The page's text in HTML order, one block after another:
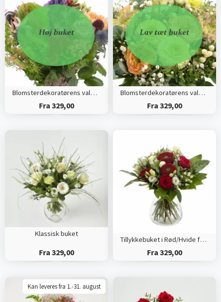
Blomsterdekoratørens valg (Høj)
Fra 329,00
Blomsterdekoratørens valg (Tæt)
Fra 329,00
Klassisk buket
Fra 329,00
Tillykkebuket i Rød/Hvide farver
Fra 329,00
Kan leveres fra 1.-31. august